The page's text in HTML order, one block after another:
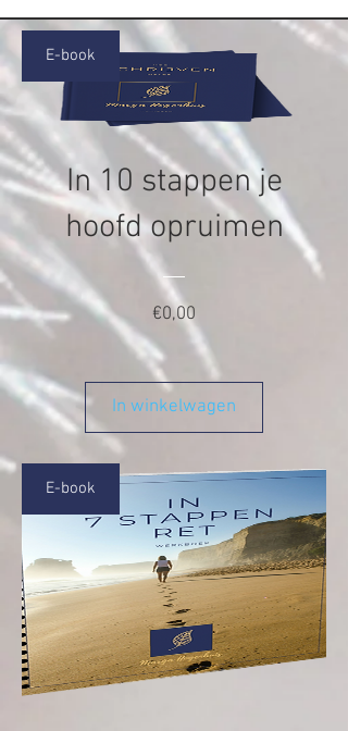
E-book
In 10 stappen je
hoofd opruimen
€0,00
In winkelwagen
E-book